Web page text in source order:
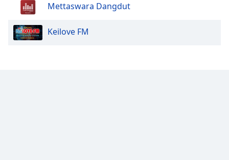
Opacity
Mettaswara Dangdut
Keilove FM